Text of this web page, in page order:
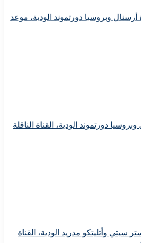
أرسنال وبروسيا دورتموند الودية، موعد
دورتموند الودية، القناة الناقلة
سيتي وأتليتكو مدريد الودية، القناة